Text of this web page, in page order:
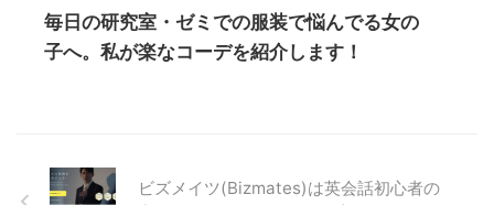
毎日の研究室・ゼミでの服装で悩んでる女の
子へ。私が楽なコーデを紹介します！
ビズメイツ(Bizmates)は英会話初心者の